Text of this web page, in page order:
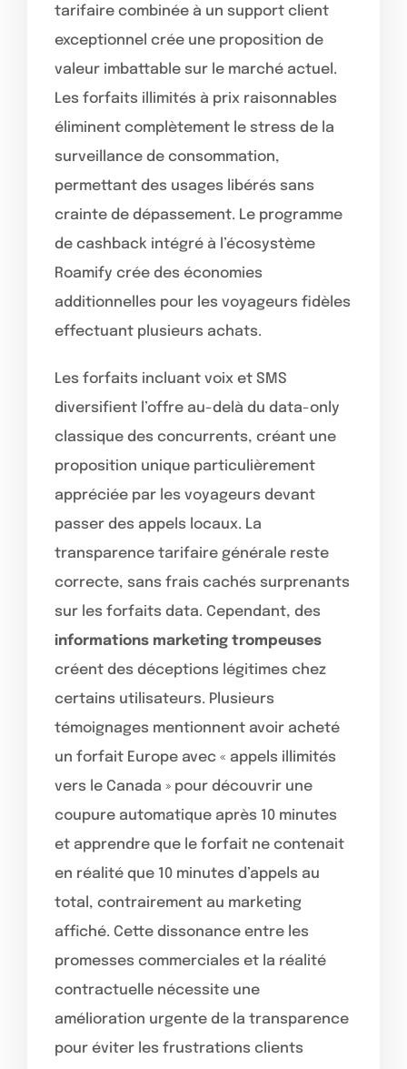
tarifaire combinée à un support client
exceptionnel crée une proposition de
valeur imbattable sur le marché actuel.
Les forfaits illimités à prix raisonnables
éliminent complètement le stress de la
surveillance de consommation,
permettant des usages libérés sans
crainte de dépassement. Le programme
de cashback intégré à l’écosystème
Roamify crée des économies
additionnelles pour les voyageurs fidèles
effectuant plusieurs achats.
Les forfaits incluant voix et SMS
diversifient l’offre au-delà du data-only
classique des concurrents, créant une
proposition unique particulièrement
appréciée par les voyageurs devant
passer des appels locaux. La
transparence tarifaire générale reste
correcte, sans frais cachés surprenants
sur les forfaits data. Cependant, des
informations marketing trompeuses
créent des déceptions légitimes chez
certains utilisateurs. Plusieurs
témoignages mentionnent avoir acheté
un forfait Europe avec « appels illimités
vers le Canada » pour découvrir une
coupure automatique après 10 minutes
et apprendre que le forfait ne contenait
en réalité que 10 minutes d’appels au
total, contrairement au marketing
affiché. Cette dissonance entre les
promesses commerciales et la réalité
contractuelle nécessite une
amélioration urgente de la transparence
pour éviter les frustrations clients